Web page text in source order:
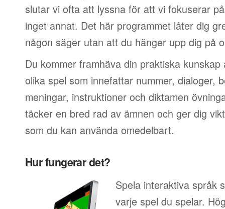
slutar vi ofta att lyssna för att vi fokuserar
inget annat. Det här programmet låter dig
någon säger utan att du hänger upp dig på
Du kommer framhäva din praktiska
olika spel som innefattar nummer, dialoger,
meningar, instruktioner och diktamen
täcker en bred rad av ämnen och ger dig
som du kan använda omedelbart.
Hur fungerar det?
Spela interaktiva språk
varje spel du spelar.